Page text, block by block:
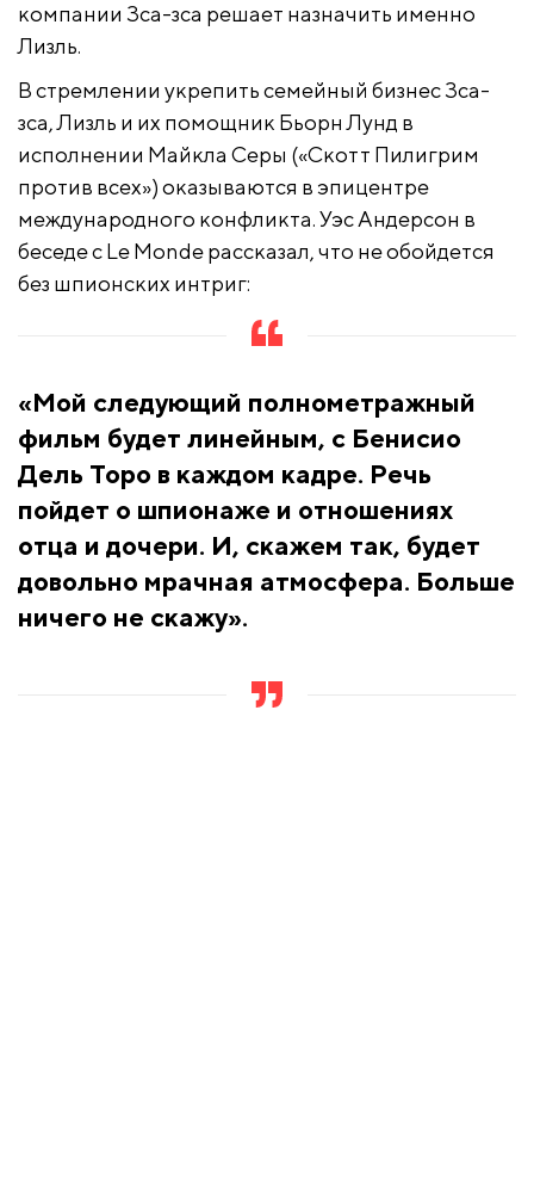
компании Зса-зса решает назначить именно
Лизль.
В стремлении укрепить семейный бизнес Зса-
зса, Лизль и их помощник Бьорн Лунд в
исполнении Майкла Серы («Скотт Пилигрим
против всех») оказываются в эпицентре
международного конфликта. Уэс Андерсон в
беседе с Le Monde рассказал, что не обойдется
без шпионских интриг:
«Мой следующий полнометражный
фильм будет линейным, с Бенисио
Дель Торо в каждом кадре. Речь
пойдет о шпионаже и отношениях
отца и дочери. И, скажем так, будет
довольно мрачная атмосфера. Больше
ничего не скажу».